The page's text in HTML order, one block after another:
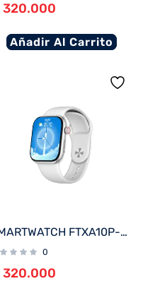
320.000
Añadir Al Carrito
SMARTWATCH FTXA10P-SVW 48MM PLATA/GRIS ANDROID/IOS/BT/FREC. CARD
0
320.000